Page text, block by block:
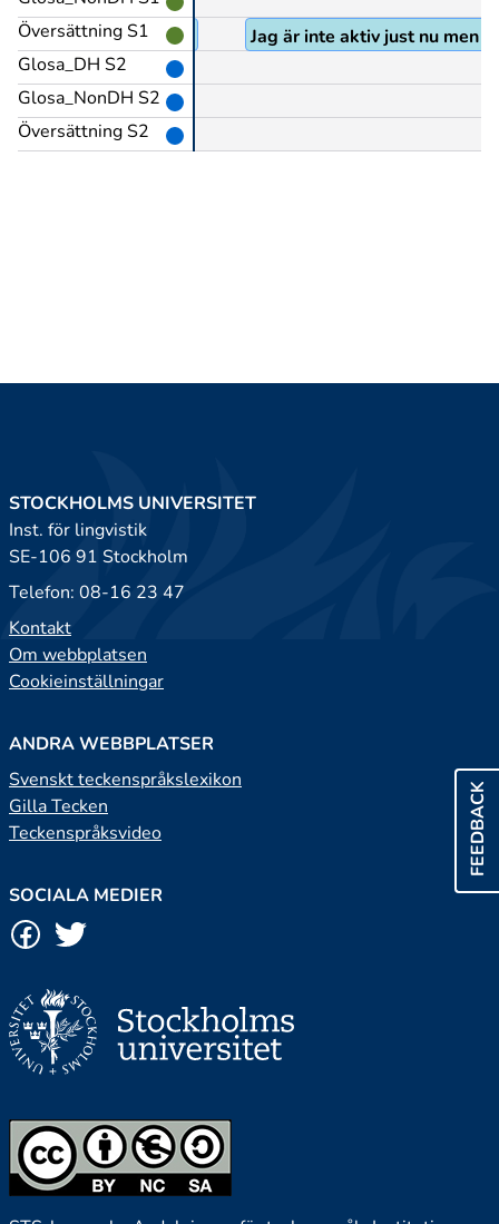
Översättning S1
Glosa_DH S2
Glosa_NonDH S2
Översättning S2
Jag är inte aktiv just nu men
FEEDBACK
STOCKHOLMS UNIVERSITET
Inst. för lingvistik
SE-106 91 Stockholm
Telefon: 08-16 23 47
Kontakt
Om webbplatsen
Cookieinställningar
ANDRA WEBBPLATSER
Svenskt teckenspråkslexikon
Gilla Tecken
Teckenspråksvideo
SOCIALA MEDIER